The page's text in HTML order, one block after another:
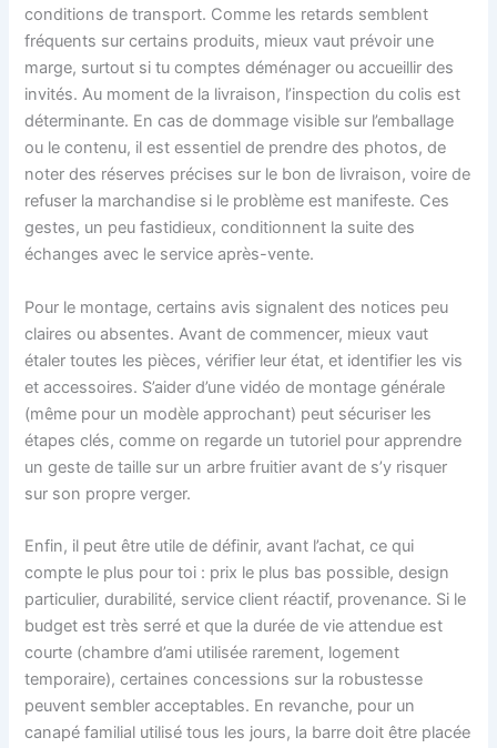
conditions de transport. Comme les retards semblent
fréquents sur certains produits, mieux vaut prévoir une
marge, surtout si tu comptes déménager ou accueillir des
invités. Au moment de la livraison, l’inspection du colis est
déterminante. En cas de dommage visible sur l’emballage
ou le contenu, il est essentiel de prendre des photos, de
noter des réserves précises sur le bon de livraison, voire de
refuser la marchandise si le problème est manifeste. Ces
gestes, un peu fastidieux, conditionnent la suite des
échanges avec le service après-vente.
Pour le montage, certains avis signalent des notices peu
claires ou absentes. Avant de commencer, mieux vaut
étaler toutes les pièces, vérifier leur état, et identifier les vis
et accessoires. S’aider d’une vidéo de montage générale
(même pour un modèle approchant) peut sécuriser les
étapes clés, comme on regarde un tutoriel pour apprendre
un geste de taille sur un arbre fruitier avant de s’y risquer
sur son propre verger.
Enfin, il peut être utile de définir, avant l’achat, ce qui
compte le plus pour toi : prix le plus bas possible, design
particulier, durabilité, service client réactif, provenance. Si le
budget est très serré et que la durée de vie attendue est
courte (chambre d’ami utilisée rarement, logement
temporaire), certaines concessions sur la robustesse
peuvent sembler acceptables. En revanche, pour un
canapé familial utilisé tous les jours, la barre doit être placée